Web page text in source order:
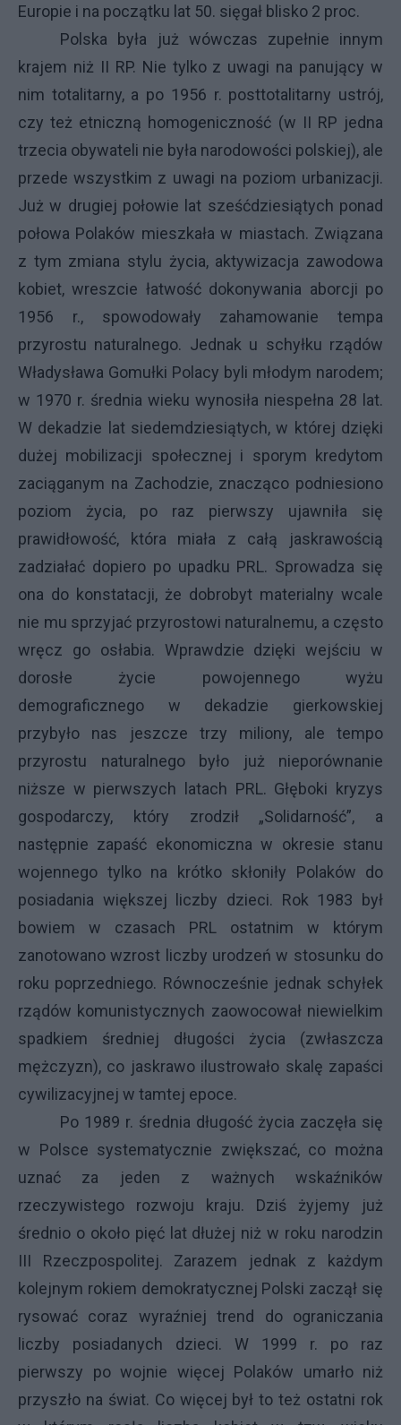
Europie i na początku lat 50. sięgał blisko 2 proc.
Polska była już wówczas zupełnie innym
krajem niż II RP. Nie tylko z uwagi na panujący w
nim totalitarny, a po 1956 r. posttotalitarny ustrój,
czy też etniczną homogeniczność (w II RP jedna
trzecia obywateli nie była narodowości polskiej), ale
przede wszystkim z uwagi na poziom urbanizacji.
Już w drugiej połowie lat sześćdziesiątych ponad
połowa Polaków mieszkała w miastach. Związana
z tym zmiana stylu życia, aktywizacja zawodowa
kobiet, wreszcie łatwość dokonywania aborcji po
1956 r., spowodowały zahamowanie tempa
przyrostu naturalnego. Jednak u schyłku rządów
Władysława Gomułki Polacy byli młodym narodem;
w 1970 r. średnia wieku wynosiła niespełna 28 lat.
W dekadzie lat siedemdziesiątych, w której dzięki
dużej mobilizacji społecznej i sporym kredytom
zaciąganym na Zachodzie, znacząco podniesiono
poziom życia, po raz pierwszy ujawniła się
prawidłowość, która miała z całą jaskrawością
zadziałać dopiero po upadku PRL. Sprowadza się
ona do konstatacji, że dobrobyt materialny wcale
nie mu sprzyjać przyrostowi naturalnemu, a często
wręcz go osłabia. Wprawdzie dzięki wejściu w
dorosłe życie powojennego wyżu
demograficznego w dekadzie gierkowskiej
przybyło nas jeszcze trzy miliony, ale tempo
przyrostu naturalnego było już nieporównanie
niższe w pierwszych latach PRL. Głęboki kryzys
gospodarczy, który zrodził „Solidarność”, a
następnie zapaść ekonomiczna w okresie stanu
wojennego tylko na krótko skłoniły Polaków do
posiadania większej liczby dzieci. Rok 1983 był
bowiem w czasach PRL ostatnim w którym
zanotowano wzrost liczby urodzeń w stosunku do
roku poprzedniego. Równocześnie jednak schyłek
rządów komunistycznych zaowocował niewielkim
spadkiem średniej długości życia (zwłaszcza
mężczyzn), co jaskrawo ilustrowało skalę zapaści
cywilizacyjnej w tamtej epoce.
Po 1989 r. średnia długość życia zaczęła się
w Polsce systematycznie zwiększać, co można
uznać za jeden z ważnych wskaźników
rzeczywistego rozwoju kraju. Dziś żyjemy już
średnio o około pięć lat dłużej niż w roku narodzin
III Rzeczpospolitej. Zarazem jednak z każdym
kolejnym rokiem demokratycznej Polski zaczął się
rysować coraz wyraźniej trend do ograniczania
liczby posiadanych dzieci. W 1999 r. po raz
pierwszy po wojnie więcej Polaków umarło niż
przyszło na świat. Co więcej był to też ostatni rok